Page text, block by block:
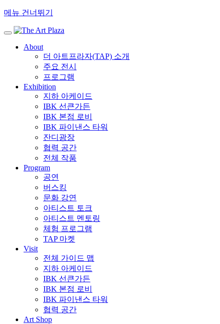
메뉴 건너뛰기
About
더 아트프라자(TAP) 소개
주요 전시
프로그램
Exhibition
지하 아케이드
IBK 선큰가든
IBK 본점 로비
IBK 파이낸스 타워
잔디광장
협력 공간
전체 작품
Program
공연
버스킹
문화 강연
아티스트 토크
아티스트 멘토링
체험 프로그램
TAP 마켓
Visit
전체 가이드 맵
지하 아케이드
IBK 선큰가든
IBK 본점 로비
IBK 파이낸스 타워
협력 공간
Art Shop